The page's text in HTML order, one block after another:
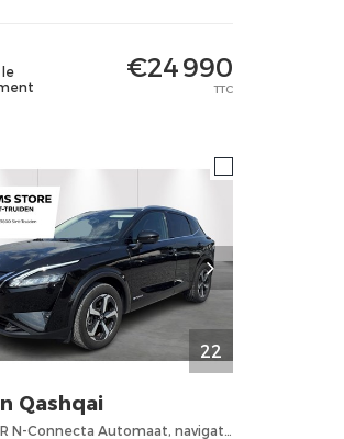
le
€24 990
TTC
22
Qashqai
e-POWER N-Connecta Automaat, navigatie, airco, Apple carplay, Android, panoramisch dak